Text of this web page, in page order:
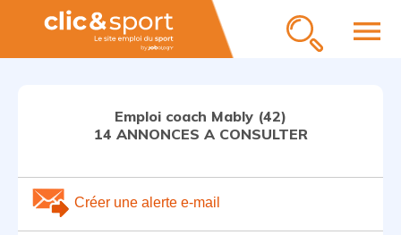
menu
Emploi coach Mably (42)
14 ANNONCES A CONSULTER
Créer une alerte e-mail